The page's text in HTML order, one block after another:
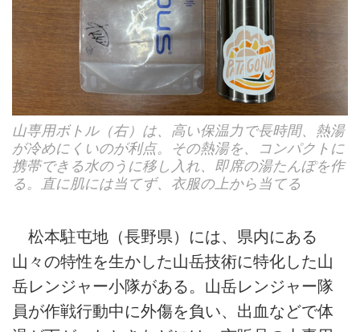
山専用ボトル（右）は、高い保温力で長時間、熱湯
が冷めにくいのが利点。その熱湯を、コンパクトに
携帯できる水のうに移し入れ、即席の湯たんぽを作
る。直に肌には当てず、衣服の上から当てる
松本駐屯地（長野県）には、県内にある
山々の特性を生かした山岳技術に特化した山
岳レンジャー小隊がある。山岳レンジャー隊
員が作戦行動中に外傷を負い、出血などで体